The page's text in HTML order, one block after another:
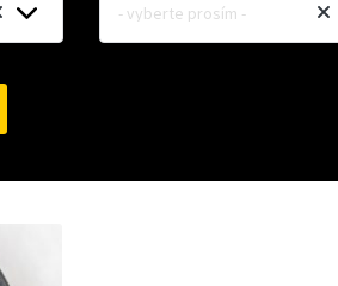
- vyberte prosím -